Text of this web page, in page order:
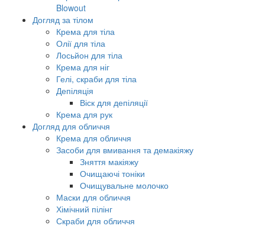
Blowout
Догляд за тілом
Крема для тіла
Олії для тіла
Лосьйон для тіла
Крема для ніг
Гелі, скраби для тіла
Депіляція
Віск для депіляції
Крема для рук
Догляд для обличчя
Крема для обличчя
Засоби для вмивання та демакіяжу
Зняття макіяжу
Очищаючі тоніки
Очищувальне молочко
Маски для обличчя
Хімічний пілінг
Скраби для обличчя